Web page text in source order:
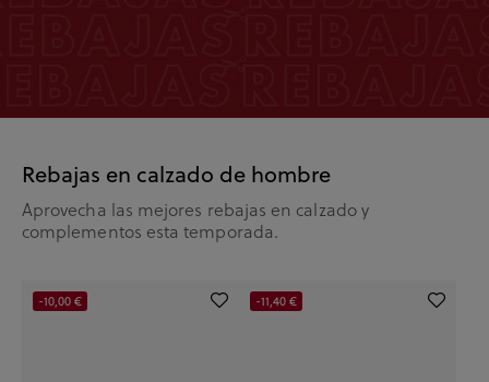
Rebajas en calzado de hombre
Aprovecha las mejores rebajas en calzado y
complementos esta temporada.
-10,00 € -11,40 €